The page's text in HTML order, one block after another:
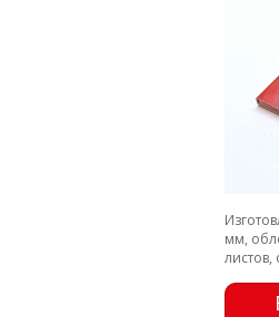
мм,
листов,